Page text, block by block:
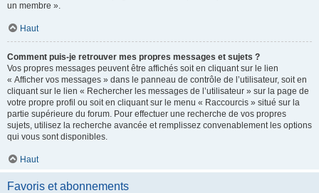
un membre ».
Haut
Comment puis-je retrouver mes propres messages et sujets ?
Vos propres messages peuvent être affichés soit en cliquant sur le lien
« Afficher vos messages » dans le panneau de contrôle de l’utilisateur, soit en
cliquant sur le lien « Rechercher les messages de l’utilisateur » sur la page de
votre propre profil ou soit en cliquant sur le menu « Raccourcis » situé sur la
partie supérieure du forum. Pour effectuer une recherche de vos propres
sujets, utilisez la recherche avancée et remplissez convenablement les options
qui vous sont disponibles.
Haut
Favoris et abonnements